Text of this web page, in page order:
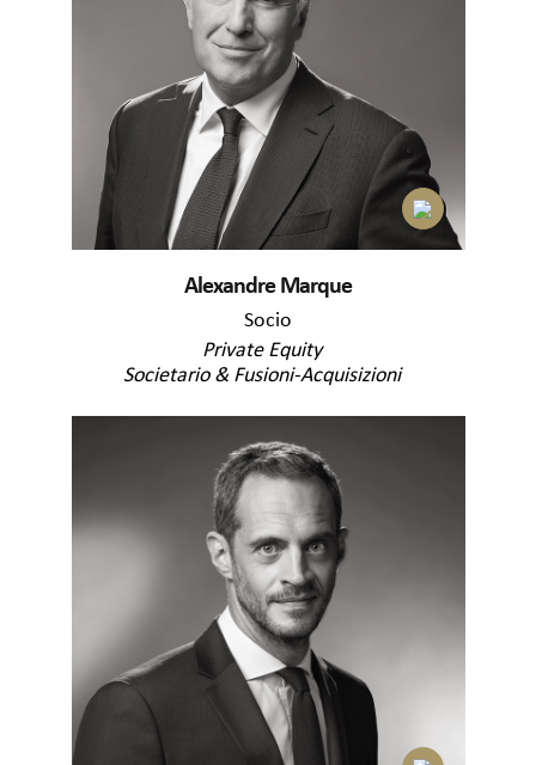
Alexandre Marque
Socio
Private Equity
Societario & Fusioni-Acquisizioni